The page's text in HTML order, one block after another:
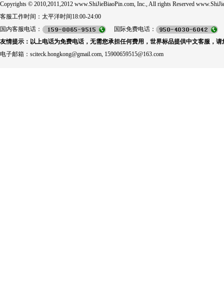
Copyrights © 2010,2011,2012 www.ShiJieBiaoPin.com, Inc., All rights Reserved
客服工作时间：太平洋时间18:00-24:00
国内客服电话：
国际免费电话：
友情提示：以上电话为免费电话，无需您承担任何费用，世界标品提供中文客服，请
电子邮箱：sciteck.hongkong@gmail.com, 15900659515@163.com